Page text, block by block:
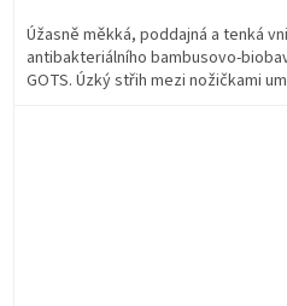
Úžasně měkká, poddajná a tenká
antibakteriálního bambusovo-
GOTS. Úzký střih mezi nožičkami